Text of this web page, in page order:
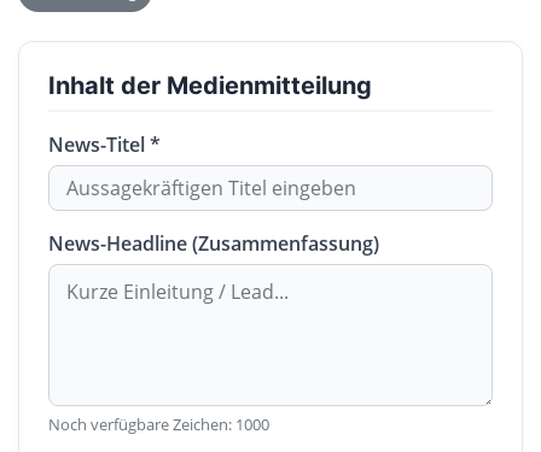
Inhalt der Medienmitteilung
News-Titel *
News-Headline (Zusammenfassung)
Noch verfügbare Zeichen: 1000